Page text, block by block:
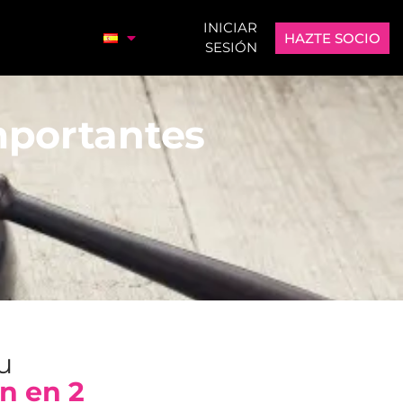
INICIAR
SESIÓN
HAZTE SOCIO
en 2